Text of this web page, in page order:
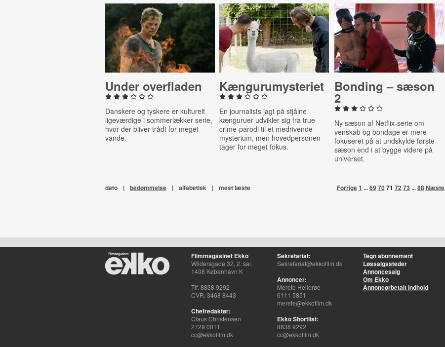
Under over­fla­den
Danskere og tyskere er kulturelt
ligeværdige i sommerlækker serie,
hvor der bliver trådt for meget
vande.
Kænguru­myste­ri­et
En journalists jagt på stjålne
kænguruer udvikler sig fra true
crime-parodi til et medrivende
mysterium, men hovedpersonen
tager for meget fokus.
Bonding – sæson
2
Ny sæson af Netflix-serie om
venskab og bondage er mere
fokuseret på at undskylde første
sæson end i at bygge videre på
universet.
Forrige1 ...697071 72 73 ...88Næste
dato | bedømmelse | alfabetisk | mest læste
Filmmagasinet Ekko
Wildersgade 32, 2. sal
1408 København K
Tlf. 8838 9292
CVR. 3468 8443
Chefredaktør:
Claus Christensen
2729 0011
cc@ekkofilm.dk
Sekretariat:
Sekretariat@ekkofilm.dk
Annoncer:
Merete Hellerøe
6111 5851
merete@ekkofilm.dk
Ekko Shortlist:
8838 9292
cc@ekkofilm.dk
Tegn abonnement
Løssalgssteder
Annoncesalg
Om Ekko
Annoncørbetalt indhold